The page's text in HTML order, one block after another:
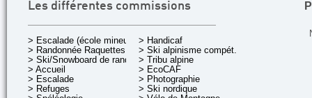
Les différentes commissions
> Escalade (école mineurs)
> Randonnée Raquettes
> Ski/Snowboard de rando.
> Accueil
> Escalade
> Refuges
> Handicaf
> Ski alpinisme compét.
> Tribu alpine
> EcoCAF
> Photographie
> Ski nordique